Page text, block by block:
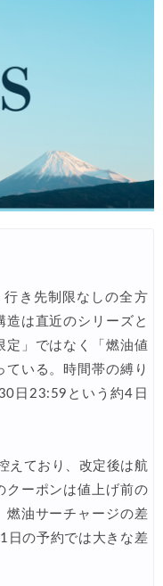
き先制限なしの全方
造は直近のシリーズと
定」ではなく「燃油値
いる。時間帯の縛り
日23:59という約4日
えており、改定後は航
クーポンは値上げ前の
燃油サーチャージの差
日の予約では大きな差